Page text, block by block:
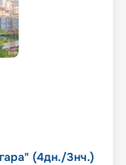
(4дн./3нч.)